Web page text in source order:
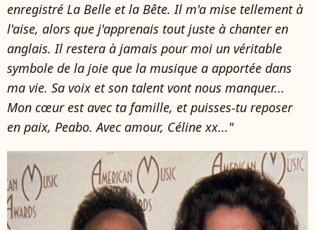
enregistré La Belle et la Bête. Il m'a mise tellement à
l'aise, alors que j'apprenais tout juste à chanter en
anglais. Il restera à jamais pour moi un véritable
symbole de la joie que la musique a apportée dans
ma vie. Sa voix et son talent vont nous manquer...
Mon cœur est avec ta famille, et puisses-tu reposer
en paix, Peabo. Avec amour, Céline xx..."